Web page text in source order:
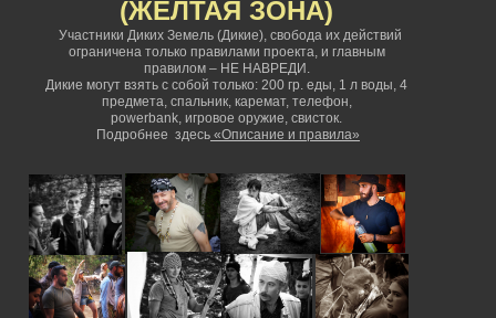
(ЖЕЛТАЯ ЗОНА)
Участники Диких Земель (Дикие), свобода их действий
ограничена только правилами проекта, и главным
правилом – НЕ НАВРЕДИ.
Дикие могут взять с собой только: 200 гр. еды, 1 л воды, 4
предмета, спальник, каремат, телефон,
powerbank, игровое оружие, свисток.
Подробнее здесь «Описание и правила»